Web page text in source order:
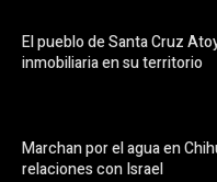
El pueblo de Santa Cruz
inmobiliaria en su territorio
Marchan por el agua en
relaciones con Israel